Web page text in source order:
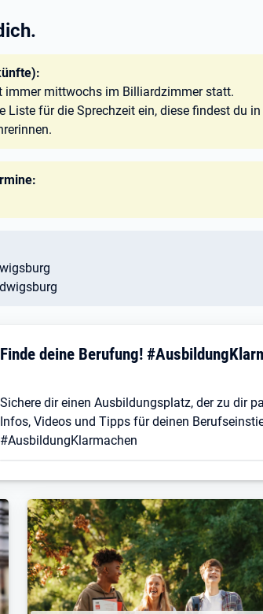
immer mittwochs im Billiardzimmer statt.
Liste für die Sprechzeit ein, diese findest du
Finde deine Berufung!
Sichere dir einen Ausbildungsplatz, der zu dir
Infos, Videos und Tipps für deinen
#AusbildungKlarmachen